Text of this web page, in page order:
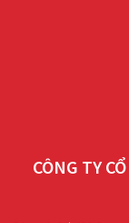
CÔNG TY